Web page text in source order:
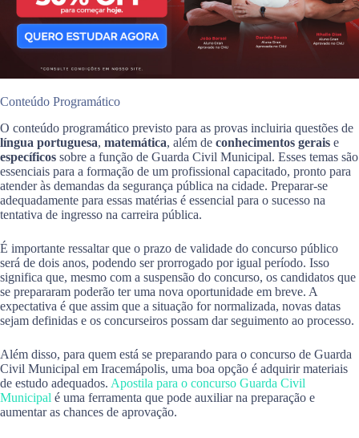
Conteúdo Programático
O conteúdo programático previsto para as provas incluiria questões de
língua portuguesa, matemática, além de conhecimentos gerais e
específicos sobre a função de Guarda Civil Municipal. Esses temas são
essenciais para a formação de um profissional capacitado, pronto para
atender às demandas da segurança pública na cidade. Preparar-se
adequadamente para essas matérias é essencial para o sucesso na
tentativa de ingresso na carreira pública.
É importante ressaltar que o prazo de validade do concurso público
será de dois anos, podendo ser prorrogado por igual período. Isso
significa que, mesmo com a suspensão do concurso, os candidatos que
se prepararam poderão ter uma nova oportunidade em breve. A
expectativa é que assim que a situação for normalizada, novas datas
sejam definidas e os concurseiros possam dar seguimento ao processo.
Além disso, para quem está se preparando para o concurso de Guarda
Civil Municipal em Iracemápolis, uma boa opção é adquirir materiais
de estudo adequados. Apostila para o concurso Guarda Civil
Municipal é uma ferramenta que pode auxiliar na preparação e
aumentar as chances de aprovação.